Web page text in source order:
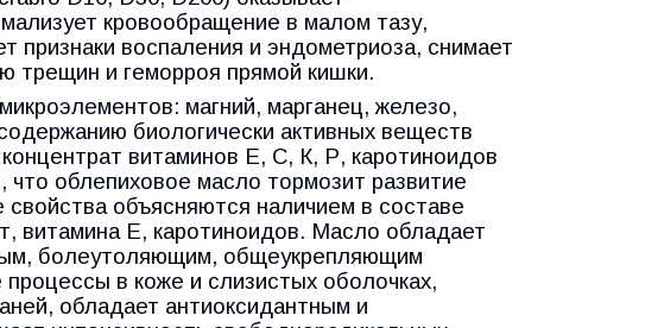
кровообращение в малом тазу,
признаки воспаления и эндометриоза, снимает
трещин и геморроя прямой кишки.
магний, марганец, железо,
биологически активных веществ
витаминов Е, С, К, Р, каротиноидов
что облепиховое масло тормозит развитие
свойства объясняются наличием в составе
витамина Е, каротиноидов. Масло обладает
болеутоляющим, общеукрепляющим
в коже и слизистых оболочках,
обладает антиоксидантным и